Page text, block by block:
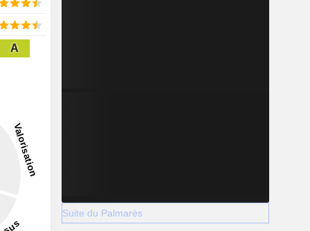
A
Suite du Palmarès